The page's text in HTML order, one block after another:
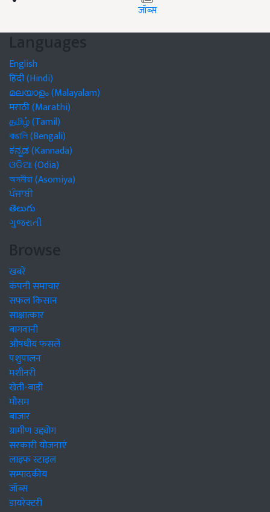
जॉब्स
Languages
English
हिंदी (Hindi)
മലയാളം (Malayalam)
मराठी (Marathi)
தமிழ் (Tamil)
বাঙালি (Bengali)
ಕನ್ನಡ (Kannada)
ଓଡିଆ (Odia)
অসমীয়া (Asomiya)
ਪੰਜਾਬੀ
తెలుగు
ગુજરાતી
Browse
खबरें
कंपनी समाचार
सफल किसान
साक्षात्कार
बागवानी
औषधीय फसलें
पशुपालन
मशीनरी
खेती-बाड़ी
मौसम
बाजार
ग्रामीण उद्द्योग
सरकारी योजनाएं
लाइफ स्टाइल
सम्पादकीय
जॉब्स
डायरेक्टरी